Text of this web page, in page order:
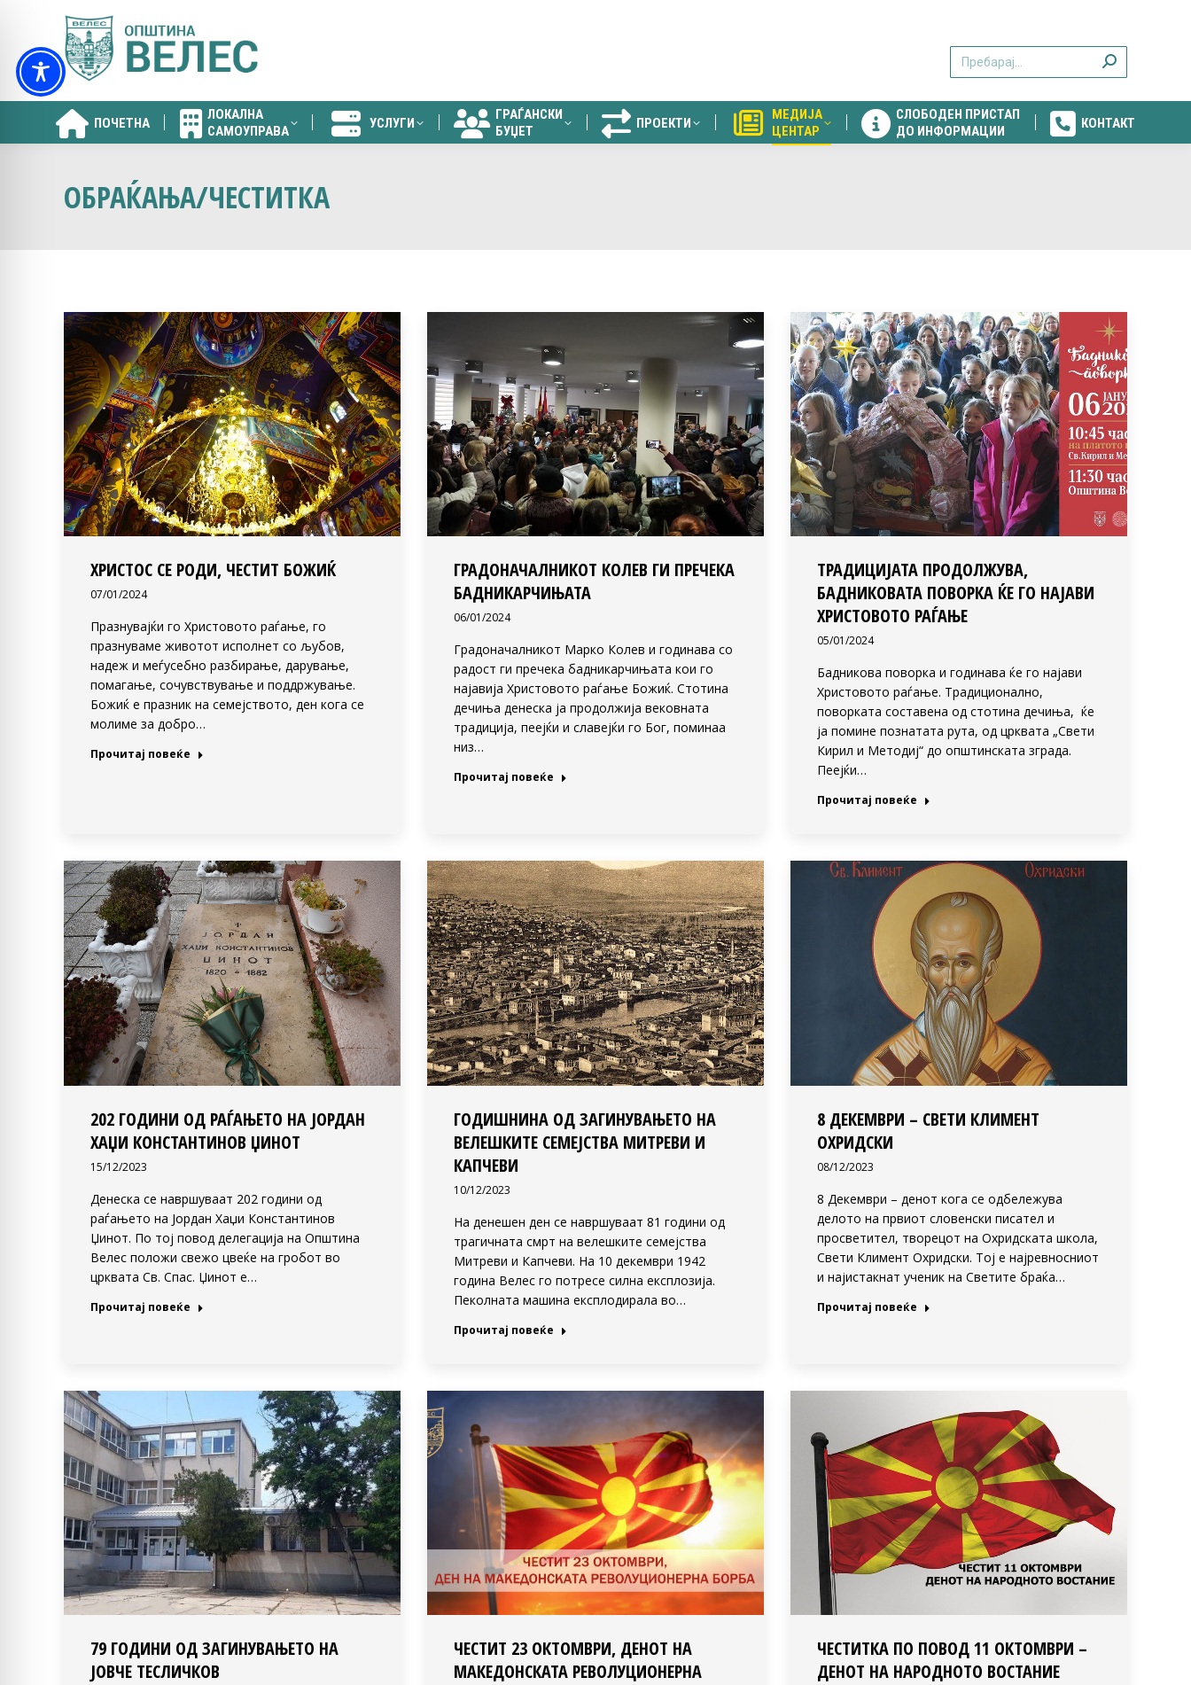
ПОЧЕТНА
ЛОКАЛНА
САМОУПРАВА
УСЛУГИ
ГРАЃАНСКИ
БУЏЕТ
ПРОЕКТИ
МЕДИЈА
ЦЕНТАР
СЛОБОДЕН ПРИСТАП
ДО ИНФОРМАЦИИ
КОНТАКТ
ОБРАЌАЊА/ЧЕСТИТКА
ХРИСТОС СЕ РОДИ, ЧЕСТИТ БОЖИЌ
07/01/2024
Празнувајќи го Христовото раѓање, го
празнуваме животот исполнет со љубов,
надеж и меѓусебно разбирање, дарување,
помагање, сочувствување и поддржување.
Божиќ е празник на семејството, ден кога се
молиме за добро…
Прочитај повеќе
ГРАДОНАЧАЛНИКОТ КОЛЕВ ГИ ПРЕЧЕКА
БАДНИКАРЧИЊАТА
06/01/2024
Градоначалникот Марко Колев и годинава со
радост ги пречека бадникарчињата кои го
најавија Христовото раѓање Божиќ. Стотина
дечиња денеска ја продолжија вековната
традиција, пеејќи и славејќи го Бог, поминаа
низ…
Прочитај повеќе
ТРАДИЦИЈАТА ПРОДОЛЖУВА,
БАДНИКОВАТА ПОВОРКА ЌЕ ГО НАЈАВИ
ХРИСТОВОТО РАЃАЊЕ
05/01/2024
Бадникова поворка и годинава ќе го најави
Христовото раѓање. Традиционално,
поворката составена од стотина дечиња, ќе
ја помине познатата рута, од црквата „Свети
Кирил и Методиј“ до општинската зграда.
Пеејќи…
Прочитај повеќе
202 ГОДИНИ ОД РАЃАЊЕТО НА ЈОРДАН
ХАЏИ КОНСТАНТИНОВ ЏИНОТ
15/12/2023
Денеска се навршуваат 202 години од
раѓањето на Јордан Хаџи Константинов
Џинот. По тој повод делегација на Општина
Велес положи свежо цвеќе на гробот во
црквата Св. Спас. Џинот е…
Прочитај повеќе
ГОДИШНИНА ОД ЗАГИНУВАЊЕТО НА
ВЕЛЕШКИТЕ СЕМЕЈСТВА МИТРЕВИ И
КАПЧЕВИ
10/12/2023
На денешен ден се навршуваат 81 години од
трагичната смрт на велешките семејства
Митреви и Капчеви. На 10 декември 1942
година Велес го потресе силна експлозија.
Пеколната машина експлодирала во…
Прочитај повеќе
8 ДЕКЕМВРИ – СВЕТИ КЛИМЕНТ
ОХРИДСКИ
08/12/2023
8 Декември – денот кога се одбележува
делото на првиот словенски писател и
просветител, творецот на Охридската школа,
Свети Климент Охридски. Тој е најревносниот
и најистакнат ученик на Светите браќа…
Прочитај повеќе
79 ГОДИНИ ОД ЗАГИНУВАЊЕТО НА
ЈОВЧЕ ТЕСЛИЧКОВ
ЧЕСТИТ 23 ОКТОМВРИ, ДЕНОТ НА
МАКЕДОНСКАТА РЕВОЛУЦИОНЕРНА
ЧЕСТИТКА ПО ПОВОД 11 ОКТОМВРИ –
ДЕНОТ НА НАРОДНОТО ВОСТАНИЕ
ПОЧЕТНА